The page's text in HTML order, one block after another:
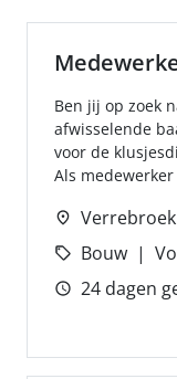
Ben jij op zoek
afwisselende
voor de
Als
Verrebroek
Bouw
24 dagen